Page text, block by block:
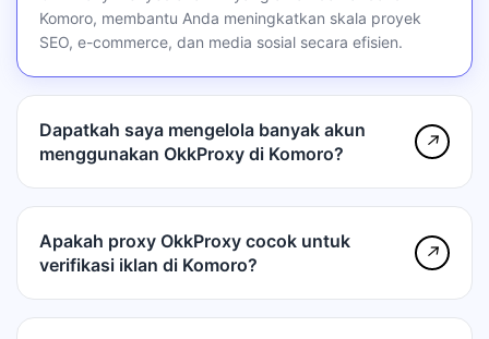
Komoro, membantu Anda meningkatkan skala proyek
SEO, e-commerce, dan media sosial secara efisien.
Dapatkah saya mengelola banyak akun
menggunakan OkkProxy di Komoro?
↗
Apakah proxy OkkProxy cocok untuk
verifikasi iklan di Komoro?
↗